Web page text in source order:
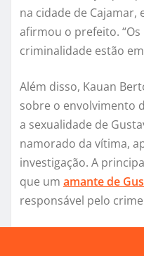
na cidade de Cajamar,
afirmou o prefeito.
criminalidade estão
Além disso, Kauan
sobre o envolvimento
a sexualidade de
namorado da vítima,
investigação. A
que um amante de
responsável pelo